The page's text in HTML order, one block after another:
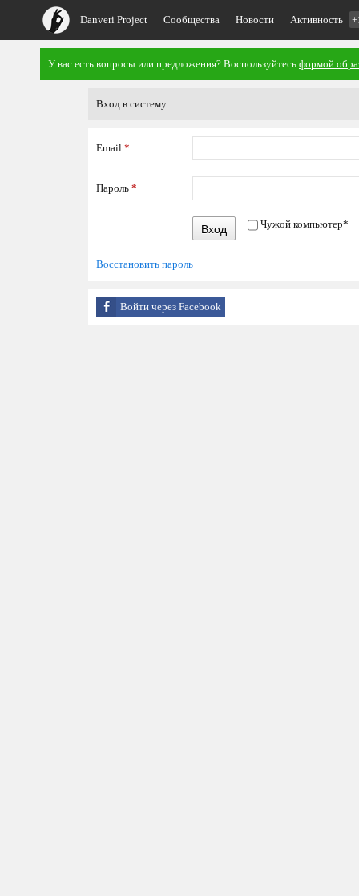
Danveri Project Сообщества Новости Активность
У вас есть вопросы или предложения? Воспользуйтесь формой
Вход в систему
Email *
Пароль *
Вход Чужой компьютер*
Восстановить пароль
Войти через Facebook